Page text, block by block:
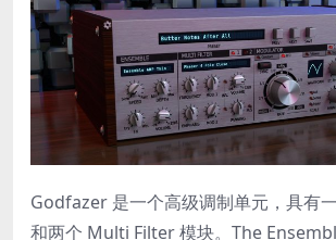
Godfazer 是一个高级调制单元，具有
和两个 Multi Filter 模块。The